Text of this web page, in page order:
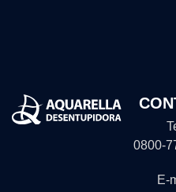
0800-
E-